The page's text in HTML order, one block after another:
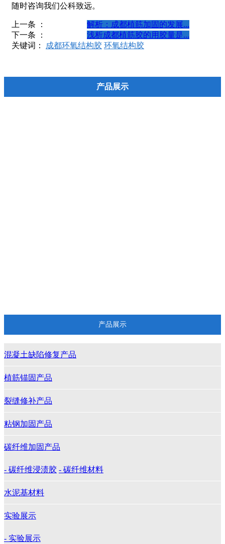
随时咨询我们公科致远。
上一条 ：
解析：成都植筋加固的发展...
下一条 ：
浅析成都植筋胶的用胶量是...
关键词：
成都环氧结构胶 环氧结构胶
产品展示
产品展示
混凝土缺陷修复产品
植筋锚固产品
裂缝修补产品
粘钢加固产品
碳纤维加固产品
- 碳纤维浸渍胶 - 碳纤维材料
水泥基材料
实验展示
- 实验展示